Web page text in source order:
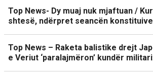
Top News- Dy muaj nuk mjaftuan /
shtesë, ndërpret seancën konstituive
Top News – Raketa balistike drejt
e Veriut ‘paralajmëron’ kundër